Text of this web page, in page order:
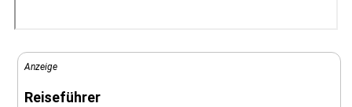
Anzeige
Reiseführer